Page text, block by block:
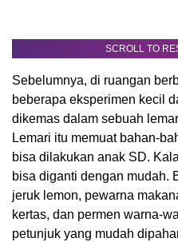
SCROLL TO
Sebelumnya, di ruangan
beberapa eksperimen kecil
dikemas dalam sebuah
Lemari itu memuat bahan-
bisa dilakukan anak SD.
bisa diganti dengan mudah.
jeruk lemon, pewarna
kertas, dan permen warna-
petunjuk yang mudah